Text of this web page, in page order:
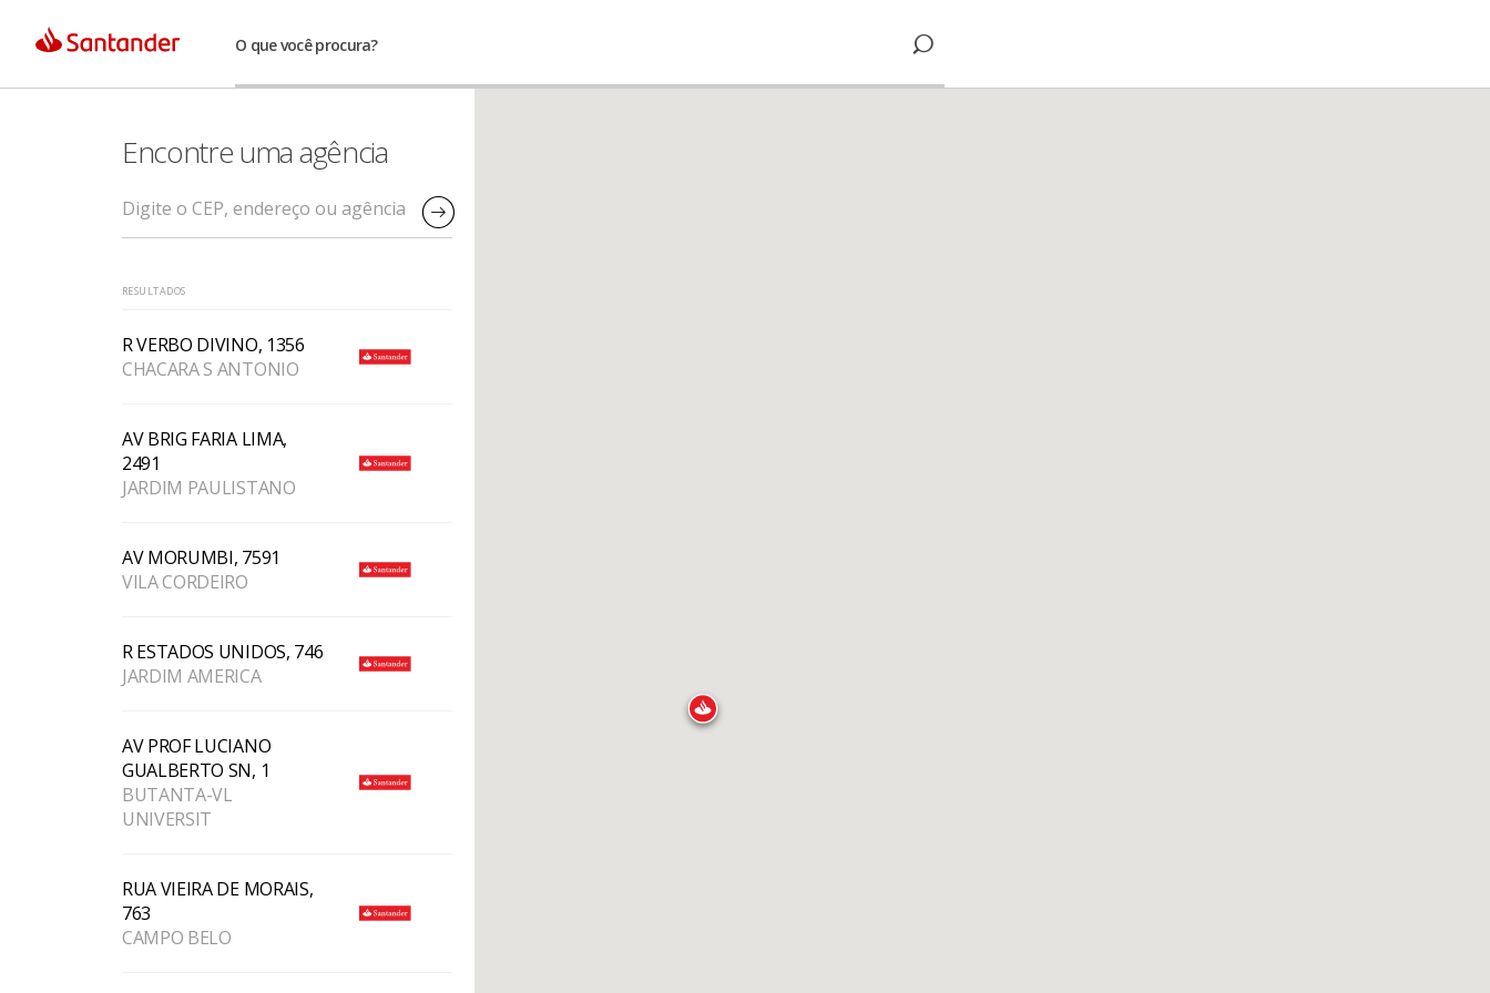
O que você procura?
Encontre uma agência
RESULTADOS
R VERBO DIVINO, 1356
CHACARA S ANTONIO
AV BRIG FARIA LIMA,
2491
JARDIM PAULISTANO
AV MORUMBI, 7591
VILA CORDEIRO
R ESTADOS UNIDOS, 746
JARDIM AMERICA
AV PROF LUCIANO
GUALBERTO SN, 1
BUTANTA-VL
UNIVERSIT
RUA VIEIRA DE MORAIS,
763
CAMPO BELO